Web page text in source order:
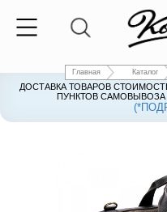
Главная Каталог
ДОСТАВКА ТОВАРОВ
ПУНКТОВ САМОВЫВОЗА